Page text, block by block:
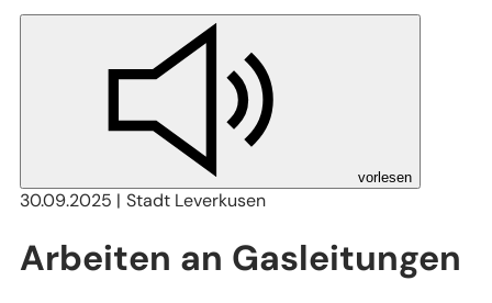
vorlesen
30.09.2025 Stadt Leverkusen
Arbeiten an Gasleitungen